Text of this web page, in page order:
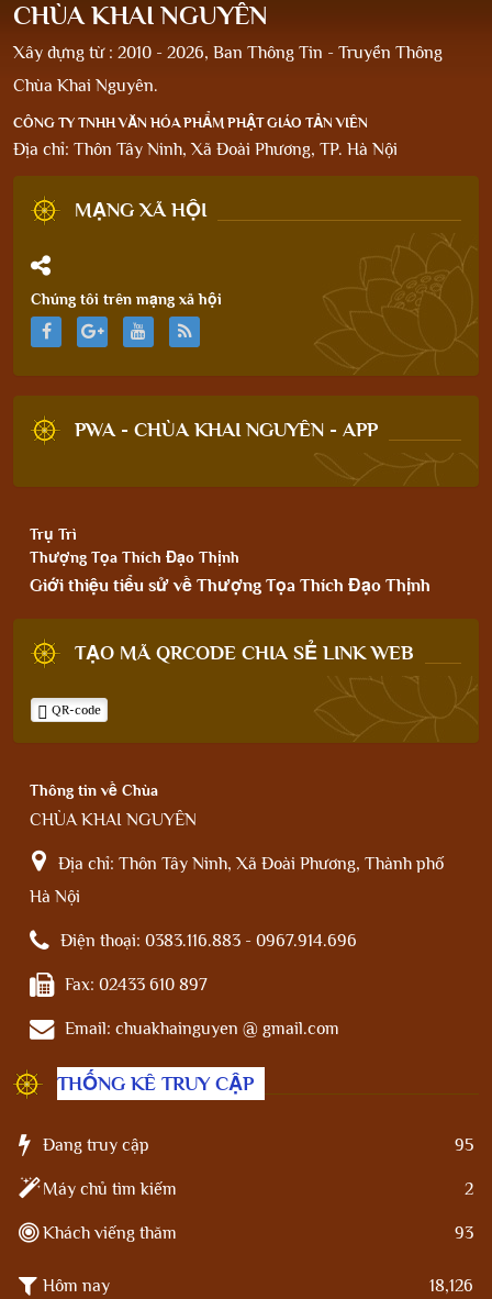
CHÙA KHAI NGUYÊN
Xây dựng từ : 2010 - 2026, Ban Thông Tin - Truyền Thông
Chùa Khai Nguyên.
CÔNG TY TNHH VĂN HÓA PHẨM PHẬT GIÁO TẢN VIÊN
Địa chỉ: Thôn Tây Ninh, Xã Đoài Phương, TP. Hà Nội
MẠNG XÃ HỘI
Chúng tôi trên mạng xã hội
PWA - CHÙA KHAI NGUYÊN - APP
Trụ Trì
Thượng Tọa Thích Đạo Thịnh
Giới thiệu tiểu sử về Thượng Tọa Thích Đạo Thịnh
TẠO MÃ QRCODE CHIA SẺ LINK WEB
QR-code
Thông tin về Chùa
CHÙA KHAI NGUYÊN
Địa chỉ: Thôn Tây Ninh, Xã Đoài Phương, Thành phố
Hà Nội
Điện thoại: 0383.116.883 - 0967.914.696
Fax: 02433 610 897
Email: chuakhainguyen @ gmail.com
THỐNG KÊ TRUY CẬP
Đang truy cập 95
Máy chủ tìm kiếm 2
Khách viếng thăm 93
Hôm nay 18,126